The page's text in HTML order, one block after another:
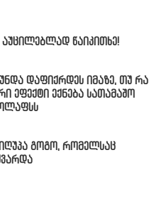
აუცილებლად წაიკითხე!
დაფიქრდეს იმაზე, თუ რა
ეფექტი ექნება სათამაშო
გოგო, რომელსაც